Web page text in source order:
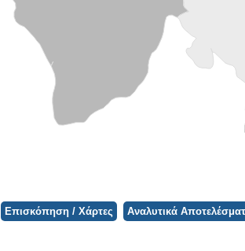
Φορτώνει ο Χάρτης...
Επισκόπηση / Χάρτες Αναλυτικά